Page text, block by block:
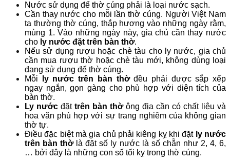
Nước sử dụng để thờ cúng phải là loại nước sạch.
Cần thay nước cho mỗi lần thờ cúng. Người Việt Nam
ta thường thờ cúng, thắp hương vào những ngày rằm,
mùng 1. Vào những ngày này, gia chủ cần thay nước
cho ly nước đặt trên bàn thờ.
Nếu sử dụng rượu hoặc chè tàu cho ly nước, gia chủ
cần mua rượu thờ hoặc chè tàu mới, không dùng loại
đang sử dụng để thờ cúng.
Mỗi
ly nước trên bàn thờđều phải được sắp xếp
ngay ngắn, gọn gàng cho phù hợp với diện tích của
bàn thờ.
Ly nước đặt trên bàn thờ ông địa cần có chất liệu và
hoa văn phù hợp với sự trang nghiêm của không gian
thờ tự.
Điều đặc biệt mà gia chủ phải kiêng kỵ khi đặt ly nước
trên bàn thờlà đặt số ly nước là số chẵn như 2, 4, 6,
… bởi đây là những con số tối kỵ trong thờ cúng.